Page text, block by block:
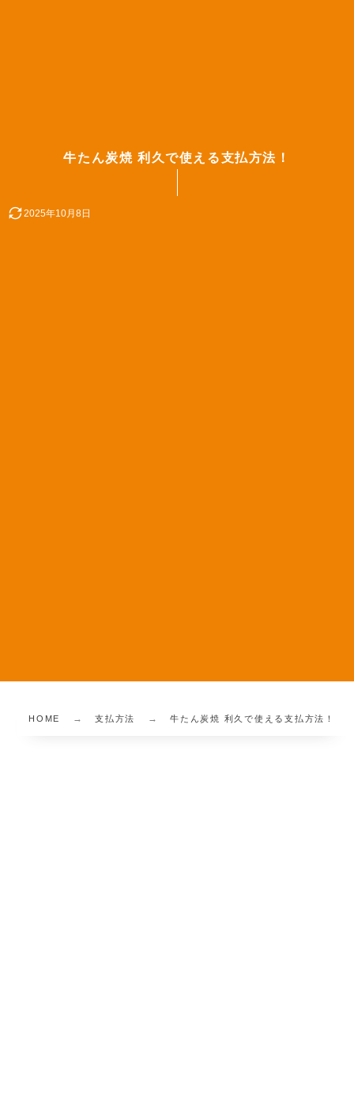
牛たん炭焼 利久で使える支払方法！
2025年10月8日
HOME 支払方法 牛たん炭焼 利久で使える支払方法！